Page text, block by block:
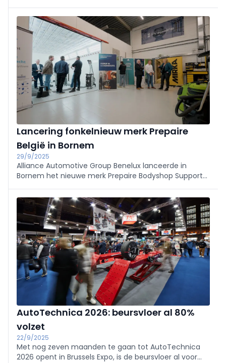
Refinish Benelux, wereldwijd marktleider in
lakoplossingen voor de schadeherstelsector.
Lancering fonkelnieuw merk Prepaire
België in Bornem
29/9/2025
Alliance Automotive Group Benelux lanceerde in
Bornem het nieuwe merk Prepaire Bodyshop Support
schadeherstel- en coatingssector een innovatieve
one-stop-shop.
AutoTechnica 2026: beursvloer al 80%
volzet
22/9/2025
Met nog zeven maanden te gaan tot AutoTechnica
2026 opent in Brussels Expo, is de beursvloer al voor